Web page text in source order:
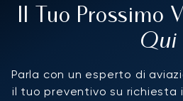
Il Tuo Prossimo
Qui
Parla con un esperto di
il tuo preventivo su richiesta